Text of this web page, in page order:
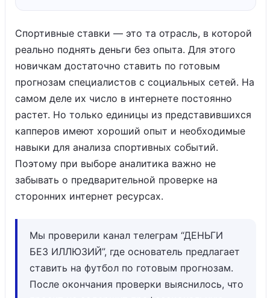
Спортивные ставки — это та отрасль, в которой
реально поднять деньги без опыта. Для этого
новичкам достаточно ставить по готовым
прогнозам специалистов с социальных сетей. На
самом деле их число в интернете постоянно
растет. Но только единицы из представившихся
капперов имеют хороший опыт и необходимые
навыки для анализа спортивных событий.
Поэтому при выборе аналитика важно не
забывать о предварительной проверке на
сторонних интернет ресурсах.
Мы проверили канал телеграм “ДЕНЬГИ
БЕЗ ИЛЛЮЗИЙ”, где основатель предлагает
ставить на футбол по готовым прогнозам.
После окончания проверки выяснилось, что